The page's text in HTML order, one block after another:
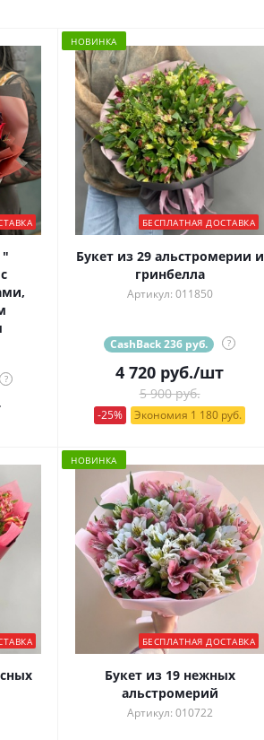
"
?
НОВИНКА
БЕСПЛАТНАЯ ДОСТАВКА
Букет из 29 альстромерии и
гринбелла
Артикул: 011850
CashBack 236 руб. ?
4 720 руб./шт
5 900 руб.
-25% Экономия 1 180 руб.
НОВИНКА
БЕСПЛАТНАЯ ДОСТАВКА
Букет из 19 нежных
альстромерий
Артикул: 010722